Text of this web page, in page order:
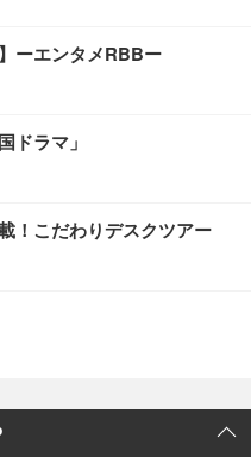
ーエンタメRBBー
ドラマ」
！こだわりデスクツアー